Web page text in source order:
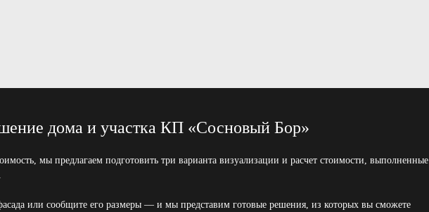
дома и участка КП «Сосновый Бор»
мы предлагаем подготовить три варианта визуализации и расчет стоимости, выполненные
или сообщите его размеры — и мы представим готовые решения, из которых вы сможете